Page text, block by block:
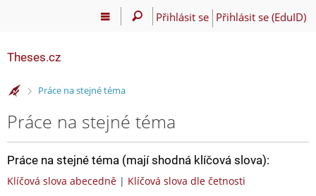
Přihlásit se Přihlásit se (EduID)
Theses.cz
>Práce na stejné téma
Práce na stejné téma
Práce na stejné téma (mají shodná klíčová slova):
Klíčová slova abecedně | Klíčová slova dle četnosti